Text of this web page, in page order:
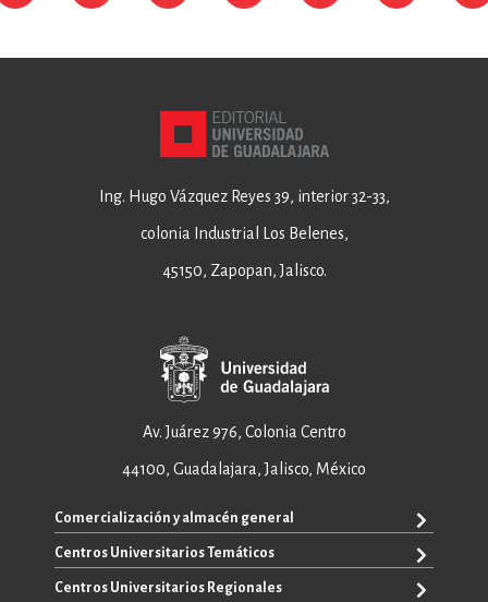
Ing. Hugo Vázquez Reyes 39, interior 32-33,
colonia Industrial Los Belenes,
45150, Zapopan, Jalisco.
Av. Juárez 976, Colonia Centro
44100, Guadalajara, Jalisco, México
Comercialización y almacén general
+52 33 3640 6326
+52 33 3640 4595
Centros Universitarios Temáticos
CUAAD
Centros Universitarios Regionales